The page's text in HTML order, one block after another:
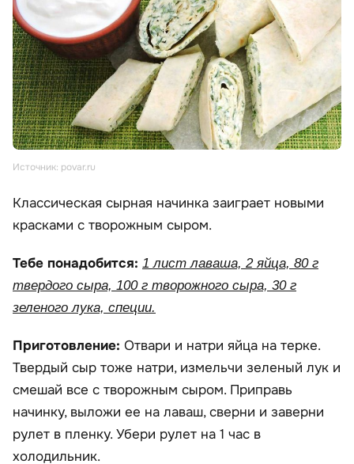
Источник: povar.ru
Классическая сырная начинка заиграет новыми
красками с творожным сыром.
Тебе понадобится: 1 лист лаваша, 2 яйца, 80 г
твердого сыра, 100 г творожного сыра, 30 г
зеленого лука, специи.
Приготовление: Отвари и натри яйца на терке.
Твердый сыр тоже натри, измельчи зеленый лук и
смешай все с творожным сыром. Приправь
начинку, выложи ее на лаваш, сверни и заверни
рулет в пленку. Убери рулет на 1 час в
холодильник.